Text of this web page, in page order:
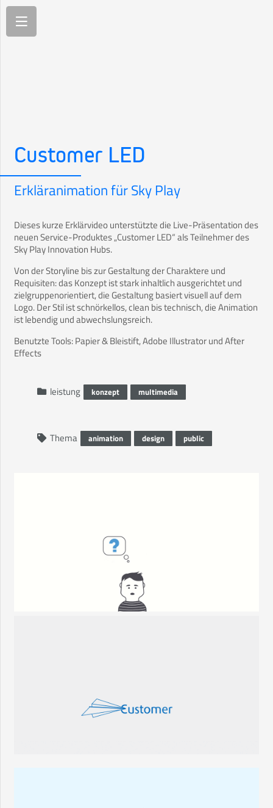
Customer LED
Erkläranimation für Sky Play
Dieses kurze Erklärvideo unterstützte die Live-Präsentation des
neuen Service-Produktes „Customer LED“ als Teilnehmer des
Sky Play Innovation Hubs.
Von der Storyline bis zur Gestaltung der Charaktere und
Requisiten: das Konzept ist stark inhaltlich ausgerichtet und
zielgruppenorientiert, die Gestaltung basiert visuell auf dem
Logo. Der Stil ist schnörkellos, clean bis technisch, die Animation
ist lebendig und abwechslungsreich.
Benutzte Tools: Papier & Bleistift, Adobe Illustrator und After
Effects
leistung konzept multimedia
Thema animation design public